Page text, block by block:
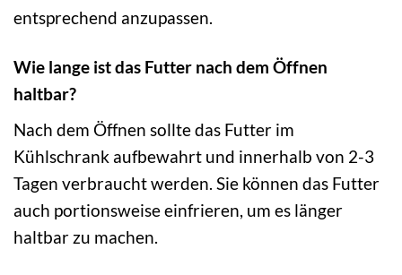
entsprechend anzupassen.
Wie lange ist das Futter nach dem Öffnen
haltbar?
Nach dem Öffnen sollte das Futter im
Kühlschrank aufbewahrt und innerhalb von 2-3
Tagen verbraucht werden. Sie können das Futter
auch portionsweise einfrieren, um es länger
haltbar zu machen.